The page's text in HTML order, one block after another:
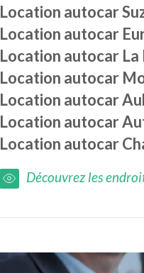
Location autocar
Location autocar
Location autocar
Location autocar
Location autocar
Location autocar
Location autocar
Découvrez les